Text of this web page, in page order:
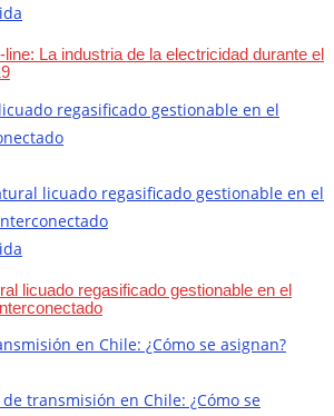
La industria de la electricidad durante el
licuado regasificado gestionable en el